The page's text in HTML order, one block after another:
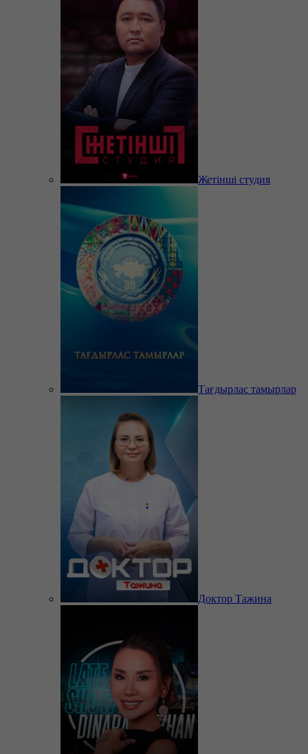
Жетінші студия
Тағдырлас тамырлар
Доктор Тажина